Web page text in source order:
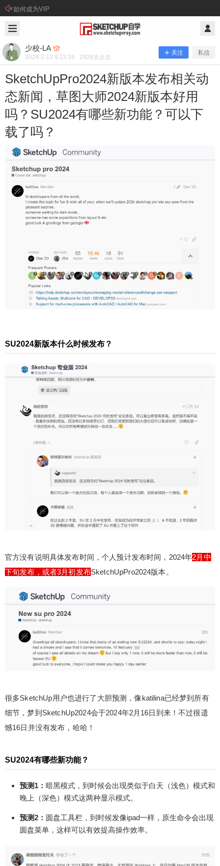
如何成为VIP
少校-LA
2024-2-13 9:13:19 2928次点击
关注 私信
SketchUpPro2024新版本发布相关动
态新闻，草图大师2024新版本好用
吗？SU2024有哪些新功能？可以下
载了吗？
SU2024新版本什么时候发布？
官方没有说明具体发布时间，个人预计发布时间，2024年2月中
下旬发布，或者3月初发布SketchUpPro2024版本。
很多SketchUp用户也进行了大胆预测，像katilina已经梦到所有
细节，梦到SketchUp2024会于2024年2月16日到来！不过很遗
憾16日并没有发布，哈哈！
SU2024有哪些新功能？
预测1： 暗黑模式，到时候会出现类似于白天（浅色）模式和
晚上（深色）模式这两种显示模式。
预测2： 圆盘工具栏，到时候发像ipad一样，原生命令会出现
圆盘菜单，这样可以有效提高操作效率。
少校-LA @ SketchUp自学
SketchUpPro2024新版本发布相关动态
新闻，草图大师2024新版本好用吗？S
U2024有哪些新功能？可以下载了吗？
SU2024新版本什么时候发布？ 官方没有说明具体
发布时间，个人预计发布时间，2024年2月中下旬
发布，或者3月初发布SketchUpPro2024版本。 很
多SketchUp用户也进行了大胆预测，像katilina已经
梦到所有细节，梦到SketchUp2024会于2024年2月
16日到来！不过很遗憾16日并没有发布，哈哈！ S
U2024有哪些新功能？ 预测1：暗黑模式，到时候
会出现类似于白天（浅色）模式和晚上（深色）模
以有效提高操作效率。 预测3：更多格式输出，到
时候可能会支持更多格式的互导支持，就算不能互
导也会进一步优化。像rhino新版本已经可以直接输
出skp格式，像3dsmax新版本已经可以直接导入skp
格式，那应该SU在这方面也不会太远了吧，预计会
行文件互导，就算不能互导也会进一步优化，比如
上图所说的一个更好的dwg和dxf2D导出器功能。
要时间。 预测5：删除自带的地点工具，到时候可
能会删除SketchUp自带的地点工具，地点工具会变
成一个插件，需要自己进行安装。 其它：以上都是
少校根据SketchUp官方论坛的相关信息对SketchUp
专业版2024的专题讨论/请愿做出的预测，仅代表个
人观点。 想了解更多信息，建议您自己查看一下官
法就是双号会比单号好用，也就是说2024会比2023
好用！大家可以期待一下。 SU2024可以下载了
图大师2024发布就可以第一时间下载SketchUp202
nload/all 注：注册网站新帐号，默认是300积分(下
载资源会收取适量积分)。随着物价上涨，49元或者
149元对于实物来说可能买不到太多商品。但是如果
您将149元用于购买本站 VIP会员（链接：https://w
疑+辅导”等服务，还可下载整个网站，绝对是物超
所值。您也可以加入少校的SketchUp课程，直接晋
级为SketchUp高手！少校也非常期待您的加入哦^_
^ 0 收藏
扫描二维码继续阅读